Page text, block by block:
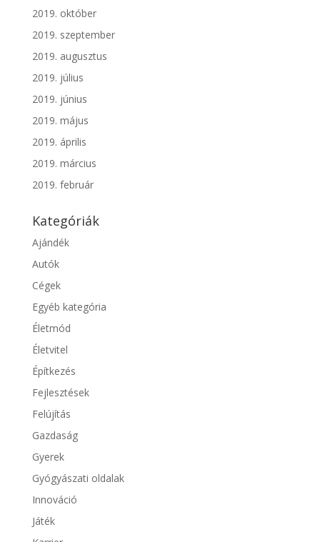
2019. október
2019. szeptember
2019. augusztus
2019. július
2019. június
2019. május
2019. április
2019. március
2019. február
Kategóriák
Ajándék
Autók
Cégek
Egyéb kategória
Életmód
Életvitel
Építkezés
Fejlesztések
Felújítás
Gazdaság
Gyerek
Gyógyászati oldalak
Innováció
Játék